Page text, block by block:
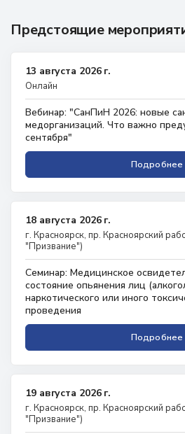
Предстоящие
13 августа 2026 г.
Онлайн
Вебинар: "СанПиН 2026: новые
медорганизаций. Что важно
сентября"
Подробнее
18 августа 2026 г.
г. Красноярск, пр. Красноярский
"Призвание")
Семинар: Медицинское
состояние опьянения лиц
наркотического или иного
проведения
Подробнее
19 августа 2026 г.
г. Красноярск, пр. Красноярский
"Призвание")